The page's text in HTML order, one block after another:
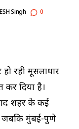
Singh 0
रही मूसलाधार
कर दिया है।
शहर के कई
जबकि मुंबई-पुणे